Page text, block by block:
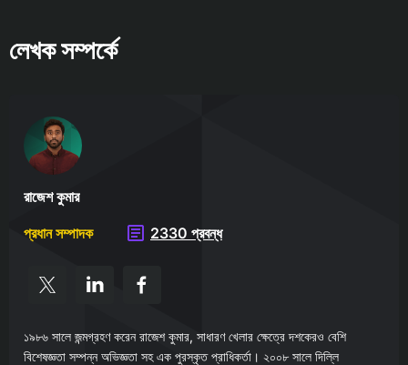
লেখক সম্পর্কে
রাজেশ কুমার
প্রধান সম্পাদক
2330 প্রবন্ধ
১৯৮৬ সালে জন্মগ্রহণ করেন রাজেশ কুমার, সাধারণ খেলার ক্ষেত্রে দশকেরও বেশি
বিশেষজ্ঞতা সম্পন্ন অভিজ্ঞতা সহ এক পুরস্কৃত প্রাধিকর্তা। ২০০৮ সালে দিল্লি